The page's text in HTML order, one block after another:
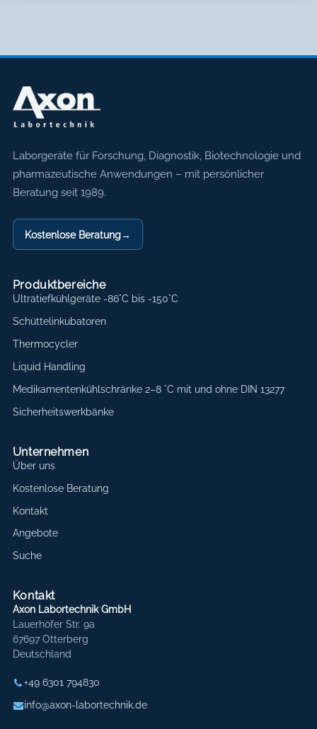
Axon Labortechnik
Laborgeräte für Forschung, Diagnostik, Biotechnologie und
pharmazeutische Anwendungen – mit persönlicher
Beratung seit 1989.
Kostenlose Beratung→
Produktbereiche
Ultratiefkühlgeräte -86°C bis -150°C
Schüttelinkubatoren
Thermocycler
Liquid Handling
Medikamentenkühlschränke 2–8 °C mit und ohne DIN 13277
Sicherheitswerkbänke
Unternehmen
Über uns
Kostenlose Beratung
Kontakt
Angebote
Suche
Kontakt
Axon Labortechnik GmbH
Lauerhöfer Str. 9a
67697 Otterberg
Deutschland
+49 6301 794830
info@axon-labortechnik.de